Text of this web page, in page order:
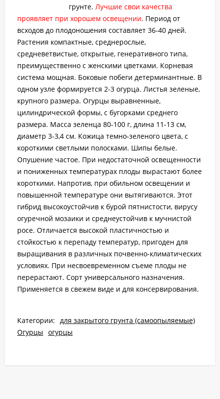
грунте. Лучшие свои качества
проявляет при хорошем освещении. Период от
всходов до плодоношения составляет 36-40 дней.
Растения компактные, среднерослые,
средневетвистые, открытые, генеративного типа,
преимущественно с женскими цветками. Корневая
система мощная. Боковые побеги детерминантные. В
одном узле формируется 2-3 огурца. Листья зеленые,
крупного размера. Огурцы выравненные,
цилиндрической формы, с бугорками среднего
размера. Масса зеленца 80-100 г, длина 11-13 см,
диаметр 3-3,4 см. Кожица темно-зеленого цвета, с
короткими светлыми полосками. Шипы белые.
Опушение частое. При недостаточной освещенности
и пониженных температурах плоды вырастают более
короткими. Напротив, при обильном освещении и
повышенной температуре они вытягиваются. Этот
гибрид высокоустойчив к бурой пятнистости, вирусу
огуречной мозаики и среднеустойчив к мучнистой
росе. Отличается высокой пластичностью и
стойкостью к перепаду температур, пригоден для
выращивания в различных почвенно-климатических
условиях. При несвоевременном съеме плоды не
перерастают. Сорт универсального назначения.
Применяется в свежем виде и для консервирования.
Категории:
для закрытого грунта (самоопыляемые)
Огурцы огурцы